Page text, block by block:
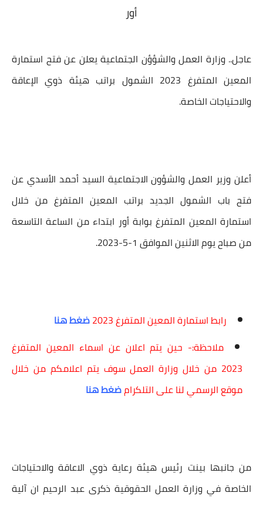
أور
عاجل.. وزارة العمل والشؤؤن الجتماعية يعلن عن فتح استمارة
المعين المتفرغ 2023
الشمول براتب هيئة ذوي الإعاقة
والاحتياجات الخاصة.
أعلن وزير العمل والشؤون الاجتماعية السيد أحمد الأسدي عن
فتح باب الشمول الجديد براتب المعين المتفرغ من خلال
استمارة المعين المتفرغ بوابة أور ابتداء من الساعة التاسعة
من صباح يوم الاثنين الموافق 1-5-2023.
رابط استمارة المعين المتفرغ 2023
ضغط هنا
ملاحظة:- حين يتم اعلان عن اسماء المعين المتفرغ
2023 من خلال وزارة العمل سوف يتم اعلامكم من خلال
موقع الرسمي لنا على التلكرامضغط هنا
من جانبها بينت رئيس هيئة رعاية ذوي الاعاقة والاحتياجات
الخاصة في وزارة العمل الحقوقية ذكرى عبد الرحيم ان آلية